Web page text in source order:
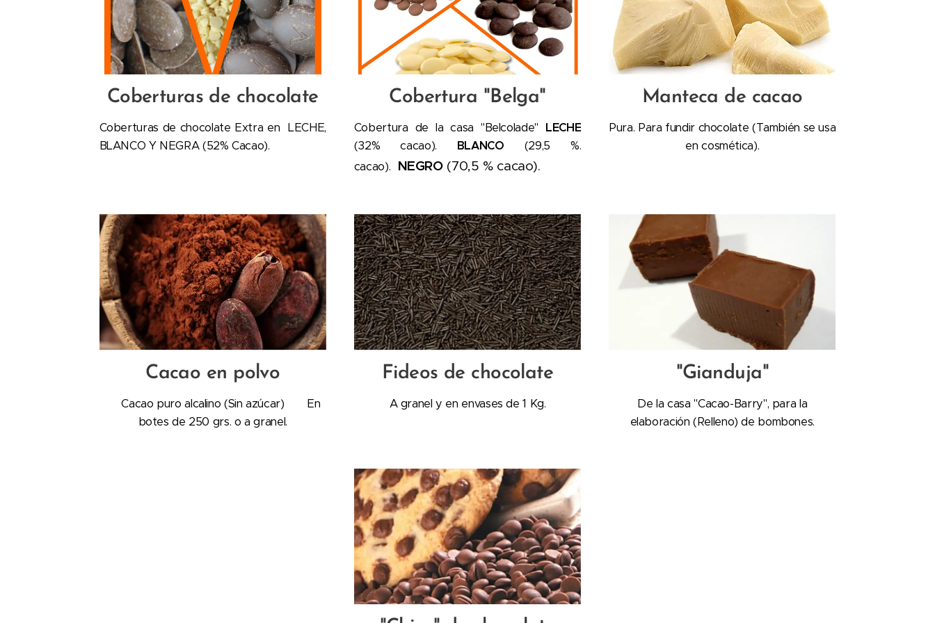
Coberturas de chocolate
Coberturas de chocolate Extra en LECHE,
BLANCO Y NEGRA (52% Cacao).
Cobertura "Belga"
Cobertura de la casa "Belcolade" LECHE
(32% cacao). BLANCO (29,5 %.
cacao). NEGRO(70,5 % cacao).
Manteca de cacao
Pura. Para fundir chocolate (También se usa
en cosmética).
Cacao en polvo
Cacao puro alcalino (Sin azúcar) En
botes de 250 grs. o a granel.
Fideos de chocolate
A granel y en envases de 1 Kg.
"Gianduja"
De la casa "Cacao-Barry", para la
elaboración (Relleno) de bombones.